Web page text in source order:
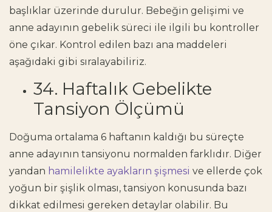
başlıklar üzerinde durulur. Bebeğin gelişimi ve
anne adayının gebelik süreci ile ilgili bu kontroller
öne çıkar. Kontrol edilen bazı ana maddeleri
aşağıdaki gibi sıralayabiliriz.
34. Haftalık Gebelikte
Tansiyon Ölçümü
Doğuma ortalama 6 haftanın kaldığı bu süreçte
anne adayının tansiyonu normalden farklıdır. Diğer
yandan hamilelikte ayakların şişmesi ve ellerde çok
yoğun bir şişlik olması, tansiyon konusunda bazı
dikkat edilmesi gereken detaylar olabilir. Bu